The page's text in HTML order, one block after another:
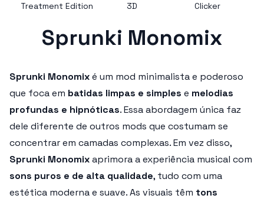
Treatment Edition
3D
Clicker
Sprunki Monomix
Sprunki Monomixé um mod minimalista e poderoso
que foca em batidas limpas e simples e melodias
profundas e hipnóticas. Essa abordagem única faz
dele diferente de outros mods que costumam se
concentrar em camadas complexas. Em vez disso,
Sprunki Monomixaprimora a experiência musical com
sons puros e de alta qualidade, tudo com uma
estética moderna e suave. As visuais têm tons